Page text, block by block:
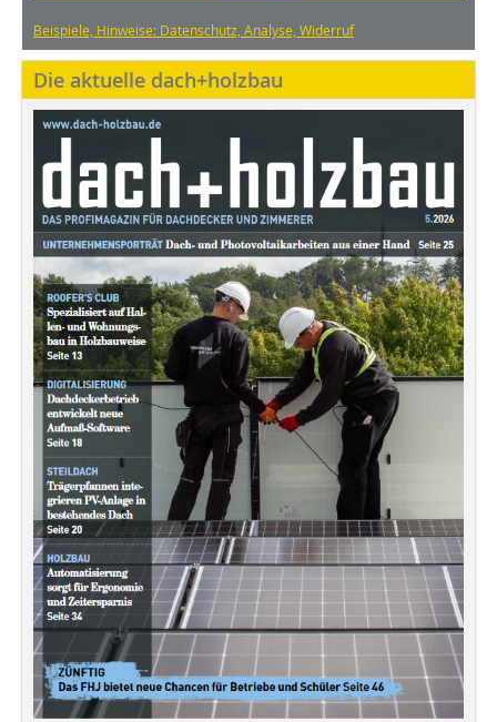
Beispiele, Hinweise: Datenschutz, Analyse, Widerruf
Die aktuelle dach+holzbau